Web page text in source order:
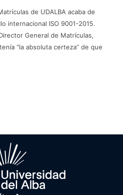
de UDALBA acaba de
internacional ISO 9001-2015.
General de Matrículas,
“la absoluta certeza” de que